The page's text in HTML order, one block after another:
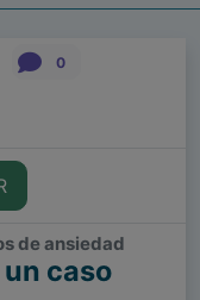
0
de ansiedad
caso